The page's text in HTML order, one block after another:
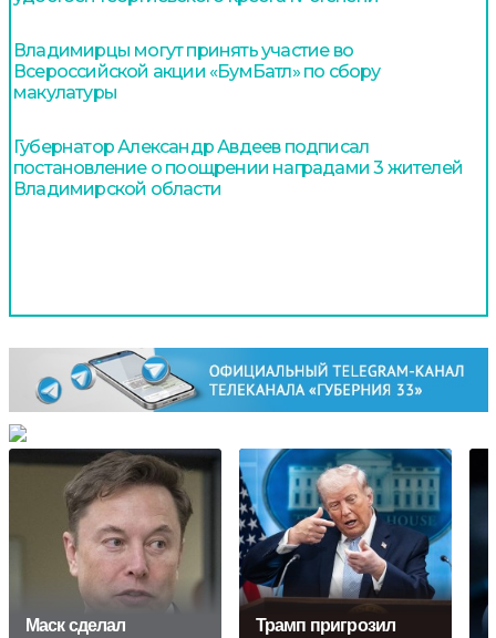
Владимирцы могут принять участие во
Всероссийской акции «БумБатл» по сбору
макулатуры
Губернатор Александр Авдеев подписал
постановление о поощрении наградами 3 жителей
Владимирской области
Маск сделал
Трамп пригрозил